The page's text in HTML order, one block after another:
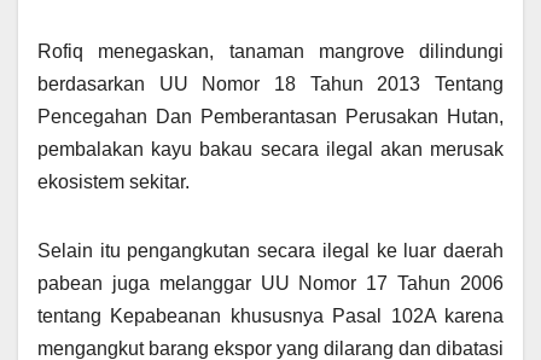
Rofiq menegaskan, tanaman mangrove dilindungi
berdasarkan UU Nomor 18 Tahun 2013 Tentang
Pencegahan Dan Pemberantasan Perusakan Hutan,
pembalakan kayu bakau secara ilegal akan merusak
ekosistem sekitar.
Selain itu pengangkutan secara ilegal ke luar daerah
pabean juga melanggar UU Nomor 17 Tahun 2006
tentang Kepabeanan khususnya Pasal 102A karena
mengangkut barang ekspor yang dilarang dan dibatasi